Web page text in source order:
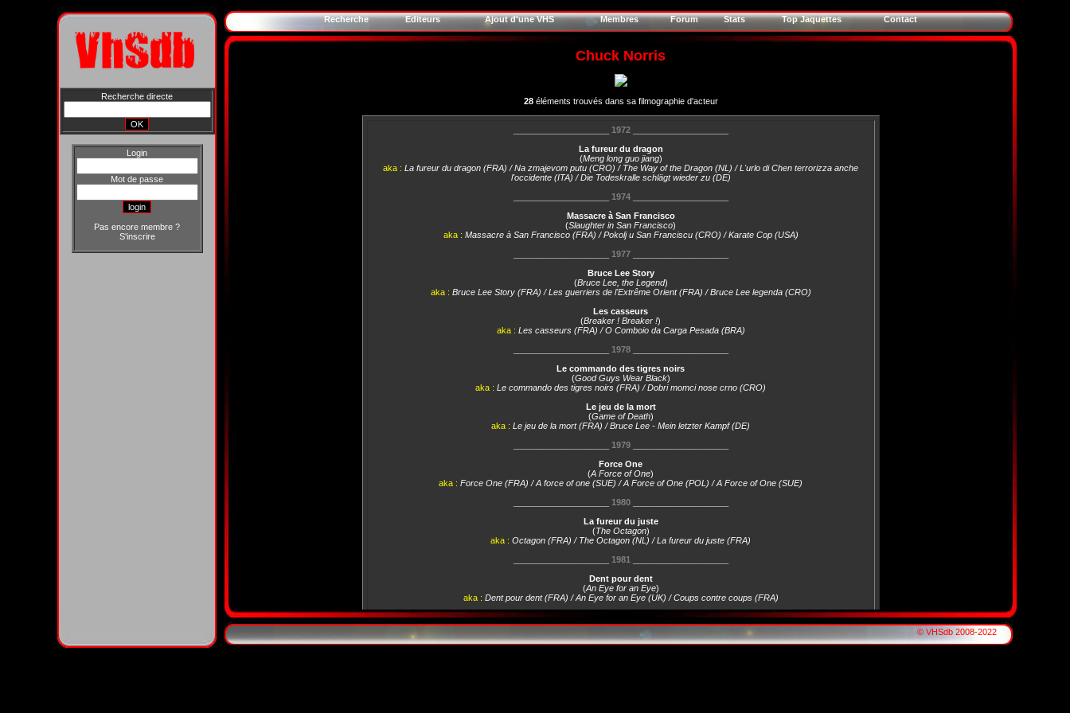
Recherche directe
Login
Mot de passe
Pas encore membre ?
S'inscrire
Recherche Editeurs Ajout d'une VHS Membres Forum Stats Top Jaquettes Contact
Chuck Norris
28éléments trouvés dans sa filmographie d'acteur
1972____________________
La fureur du dragon
(Meng long guo jiang)
aka : La fureur du dragon (FRA) / Na zmajevom putu (CRO) / The Way of the Dragon (NL) / L'urlo di Chen terrorizza anche
l'occidente (ITA) / Die Todeskralle schlägt wieder zu (DE)
1974____________________
Massacre à San Francisco
(Slaughter in San Francisco)
aka : Massacre à San Francisco (FRA) / Pokolj u San Franciscu (CRO) / Karate Cop (USA)
1977____________________
Bruce Lee Story
(Bruce Lee, the Legend)
aka : Bruce Lee Story (FRA) / Les guerriers de l'Extrême Orient (FRA) / Bruce Lee legenda (CRO)
Les casseurs
(Breaker ! Breaker !)
aka : Les casseurs (FRA) / O Comboio da Carga Pesada (BRA)
1978____________________
Le commando des tigres noirs
(Good Guys Wear Black)
aka : Le commando des tigres noirs (FRA) / Dobri momci nose crno (CRO)
Le jeu de la mort
(Game of Death)
aka : Le jeu de la mort (FRA) / Bruce Lee - Mein letzter Kampf (DE)
1979____________________
Force One
(A Force of One)
aka : Force One (FRA) / A force of one (SUE) / A Force of One (POL) / A Force of One (SUE)
1980____________________
La fureur du juste
(The Octagon)
aka : Octagon (FRA) / The Octagon (NL) / La fureur du juste (FRA)
1981
Dent pour dent
(An Eye for an Eye)
aka : Dent pour dent (FRA) / An Eye for an Eye (UK) / Coups contre coups (FRA)
____________________
____________________
L'exécuteur de Hong Kong
(Forced Vengeance)
© VHSdb 2008-2022